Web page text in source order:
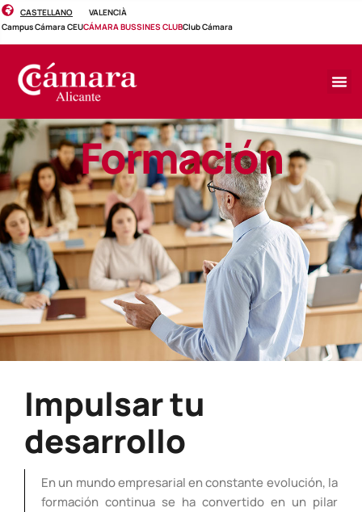
CASTELLANO
VALENCIÀ
Campus Cámara CEUCÁMARA BUSSINES CLUBClub Cámara
Formación
Impulsar tu
desarrollo
En un mundo empresarial en constante evolución, la
formación continua se ha convertido en un pilar